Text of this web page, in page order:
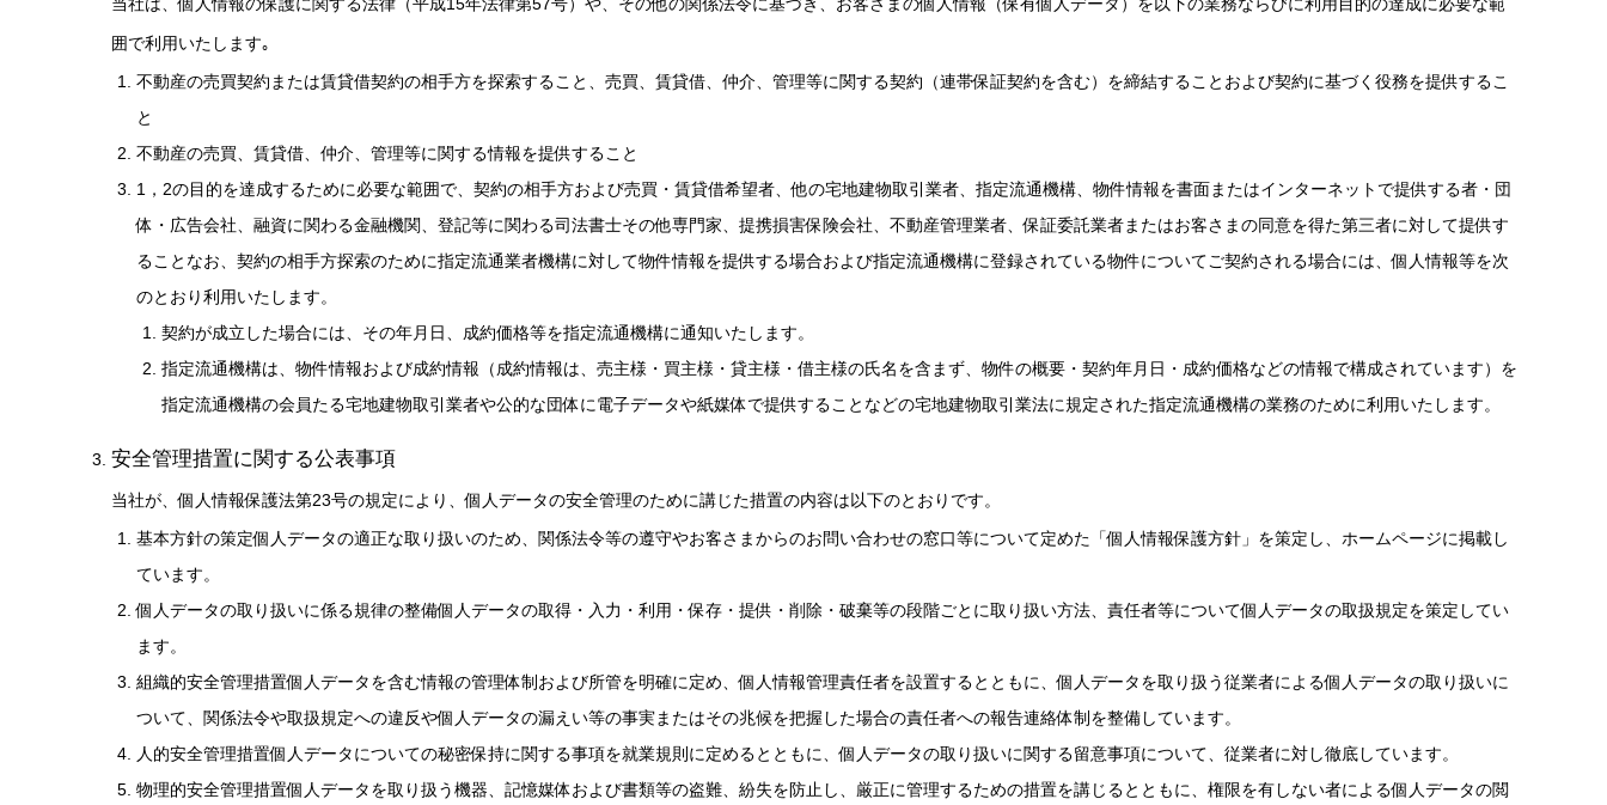
囲で利用いたします｡
不動産の売買契約または賃貸借契約の相手方を探索すること、売買、賃貸借、仲介、管理等に関する契約（連帯保証契約を含む）を締結することおよび契約に基づく役務を提供するこ
と
不動産の売買、賃貸借、仲介、管理等に関する情報を提供すること
1，2の目的を達成するために必要な範囲で、契約の相手方および売買・賃貸借希望者、他の宅地建物取引業者、指定流通機構、物件情報を書面またはインターネットで提供する者・団
体・広告会社、融資に関わる金融機関、登記等に関わる司法書士その他専門家、提携損害保険会社、不動産管理業者、保証委託業者またはお客さまの同意を得た第三者に対して提供す
ることなお、契約の相手方探索のために指定流通業者機構に対して物件情報を提供する場合および指定流通機構に登録されている物件についてご契約される場合には、個人情報等を次
のとおり利用いたします。
契約が成立した場合には、その年月日、成約価格等を指定流通機構に通知いたします。
指定流通機構は、物件情報および成約情報（成約情報は、売主様・買主様・貸主様・借主様の氏名を含まず、物件の概要・契約年月日・成約価格などの情報で構成されています）を
指定流通機構の会員たる宅地建物取引業者や公的な団体に電子データや紙媒体で提供することなどの宅地建物取引業法に規定された指定流通機構の業務のために利用いたします。
安全管理措置に関する公表事項
当社が、個人情報保護法第23号の規定により、個人データの安全管理のために講じた措置の内容は以下のとおりです。
基本方針の策定個人データの適正な取り扱いのため、関係法令等の遵守やお客さまからのお問い合わせの窓口等について定めた「個人情報保護方針」を策定し、ホームページに掲載し
ています。
個人データの取り扱いに係る規律の整備個人データの取得・入力・利用・保存・提供・削除・破棄等の段階ごとに取り扱い方法、責任者等について個人データの取扱規定を策定してい
ます。
組織的安全管理措置個人データを含む情報の管理体制および所管を明確に定め、個人情報管理責任者を設置するとともに、個人データを取り扱う従業者による個人データの取り扱いに
ついて、関係法令や取扱規定への違反や個人データの漏えい等の事実またはその兆候を把握した場合の責任者への報告連絡体制を整備しています。
人的安全管理措置個人データについての秘密保持に関する事項を就業規則に定めるとともに、個人データの取り扱いに関する留意事項について、従業者に対し徹底しています。
物理的安全管理措置個人データを取り扱う機器、記憶媒体および書類等の盗難、紛失を防止し、厳正に管理するための措置を講じるとともに、権限を有しない者による個人データの閲